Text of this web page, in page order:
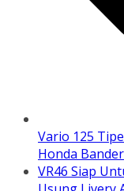
Vario 125
Honda
VR46 Siap